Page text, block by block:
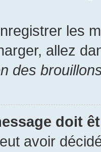
les
allez
des
doit
avoir